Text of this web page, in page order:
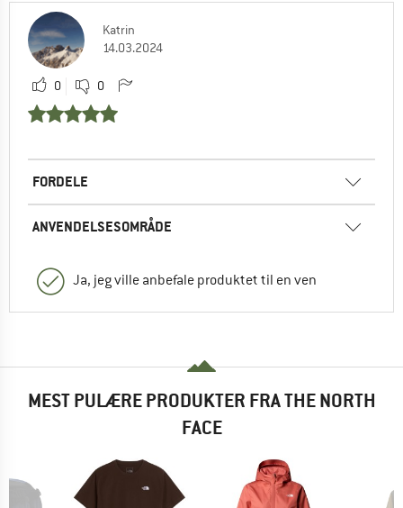
Katrin
14.03.2024
0 0
FORDELE
ANVENDELSESOMRÅDE
Ja, jeg ville anbefale produktet til en ven
MEST PULÆRE PRODUKTER FRA THE NORTH
FACE